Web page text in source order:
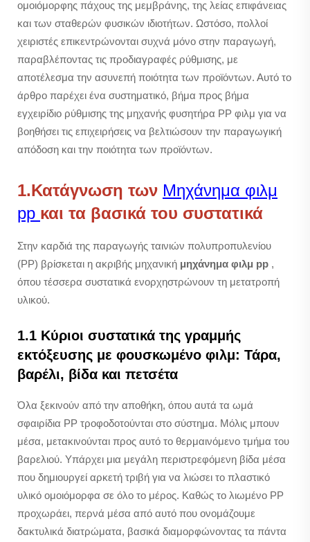
ομοιόμορφης πάχους της μεμβράνης, της λείας επιφάνειας
και των σταθερών φυσικών ιδιοτήτων. Ωστόσο, πολλοί
χειριστές επικεντρώνονται συχνά μόνο στην παραγωγή,
παραβλέποντας τις προδιαγραφές ρύθμισης, με
αποτέλεσμα την ασυνεπή ποιότητα των προϊόντων. Αυτό το
άρθρο παρέχει ένα συστηματικό, βήμα προς βήμα
εγχειρίδιο ρύθμισης της μηχανής φυσητήρα PP φιλμ για να
βοηθήσει τις επιχειρήσεις να βελτιώσουν την παραγωγική
απόδοση και την ποιότητα των προϊόντων.
1.Κατάγνωση των Μηχάνημα φιλμ
pp και τα βασικά του συστατικά
Στην καρδιά της παραγωγής ταινιών πολυπροπυλενίου
(PP) βρίσκεται η ακριβής μηχανική μηχάνημα φιλμ pp ,
όπου τέσσερα συστατικά ενορχηστρώνουν τη μετατροπή
υλικού.
1.1 Κύριοι συστατικά της γραμμής
εκτόξευσης με φουσκωμένο φιλμ: Τάρα,
βαρέλι, βίδα και πετσέτα
Όλα ξεκινούν από την αποθήκη, όπου αυτά τα ωμά
σφαιρίδια PP τροφοδοτούνται στο σύστημα. Μόλις μπουν
μέσα, μετακινούνται προς αυτό το θερμαινόμενο τμήμα του
βαρελιού. Υπάρχει μια μεγάλη περιστρεφόμενη βίδα μέσα
που δημιουργεί αρκετή τριβή για να λιώσει το πλαστικό
υλικό ομοιόμορφα σε όλο το μέρος. Καθώς το λιωμένο PP
προχωράει, περνά μέσα από αυτό που ονομάζουμε
δακτυλικά διατρώματα, βασικά διαμορφώνοντας τα πάντα